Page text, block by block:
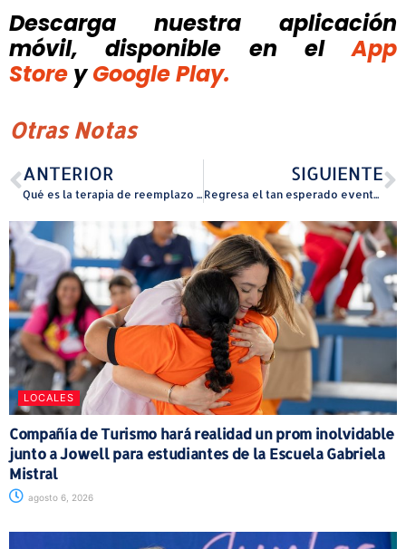
Descarga nuestra aplicación
móvil, disponible
en el
App
Store y Google Play.
Otras Notas
ANTERIOR
Qué es la terapia de reemplazo hormonal en forma de Pellet
SIGUIENTE
Regresa el tan esperado evento ‘Mercado Cordillera’, ahora al Municipio de Barranquitas
LOCALES
Compañía de Turismo hará realidad un prom inolvidable
junto a Jowell para estudiantes de la Escuela Gabriela
Mistral
agosto 6, 2026